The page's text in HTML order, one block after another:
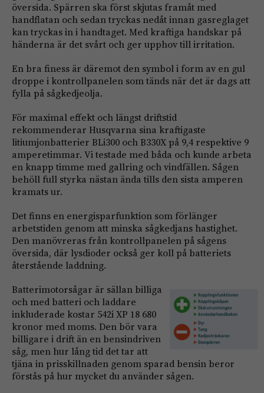
översida. Spärren ska först skjutas framåt med
handflatan och sedan tryckas nedåt innan gasreglaget
kan tryckas in i handtaget. Med kraftiga handskar på
händerna är det svårt och ger upphov till irritation.
En bra finess är däremot den symbol i form av en gul
droppe i kontrollpanelen som tänds när det är dags att
fylla på sågkedjeolja.
För maximal effekt och längst driftstid
rekommenderar Husqvarna sina kraftigaste
litiumjonbatterier BLi300 och B330X på 9,4 respektive 9
amperetimmar. Vi testade med båda och kunde arbeta
en knapp timme med gallring och vindfällen. Sågen
behöll full styrka nästan ända tills den sista amperen
kramats ur.
Det finns en energisparfunktion som förlänger
arbetstiden genom att minska sågkedjans hastighet.
Den manövreras från kontrollpanelen på sågens
översida, där lysdioder också ger koll på batteriets
återstående laddning.
Batterimotorsågar är sällan billiga
och med batteri och laddare
inkluderade kostar 542i XP 18 680
kronor med moms. Den bör vara
billigare i drift än en bensindriven
såg, men hur lång tid det tar att
tjäna in prisskillnaden genom sparad bensin beror
förstås på hur mycket du använder sågen.